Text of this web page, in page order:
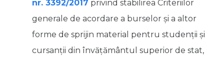
nr. 3392/2017 privind stabilirea Criteriilor
generale de acordare a burselor şi a altor
forme de sprijin material pentru studenţii şi
cursanţii din învăţământul superior de stat,